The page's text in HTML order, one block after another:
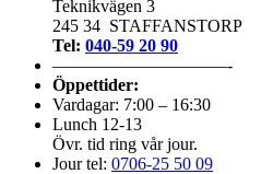
Teknikvägen 3
245 34 STAFFANSTORP
Tel: 040-59 20 90
——————————-
Öppettider:
Vardagar: 7:00 – 16:30
Lunch 12-13
Övr. tid ring vår jour.
Jour tel: 0706-25 50 09